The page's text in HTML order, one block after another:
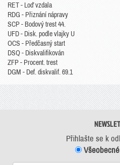
RET - Loď vzdala
RDG - Přiznání nápravy
SCP - Bodový trest 44.
UFD - Disk. podle vlajky U
OCS - Předčasný start
DSQ - Diskvalifikován
ZFP - Procent. trest
DGM - Def. diskvalif. 69.1
Přihlašte se k
Všeobecné